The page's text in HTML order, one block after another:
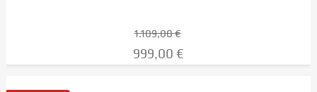
1.109,00 €
999,00 €